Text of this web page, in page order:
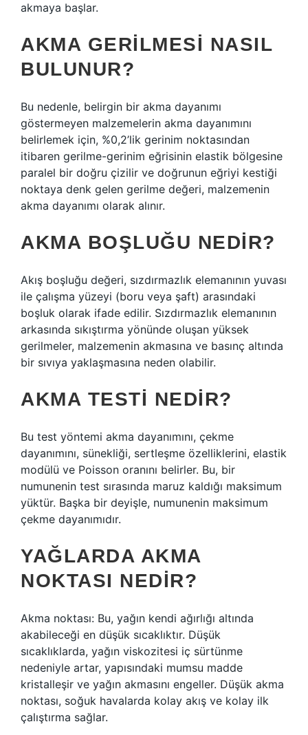
akmaya başlar.
AKMA GERILMESI NASIL
BULUNUR?
Bu nedenle, belirgin bir akma dayanımı
göstermeyen malzemelerin akma dayanımını
belirlemek için, %0,2’lik gerinim noktasından
itibaren gerilme-gerinim eğrisinin elastik bölgesine
paralel bir doğru çizilir ve doğrunun eğriyi kestiği
noktaya denk gelen gerilme değeri, malzemenin
akma dayanımı olarak alınır.
AKMA BOŞLUĞU NEDIR?
Akış boşluğu değeri, sızdırmazlık elemanının yuvası
ile çalışma yüzeyi (boru veya şaft) arasındaki
boşluk olarak ifade edilir. Sızdırmazlık elemanının
arkasında sıkıştırma yönünde oluşan yüksek
gerilmeler, malzemenin akmasına ve basınç altında
bir sıvıya yaklaşmasına neden olabilir.
AKMA TESTI NEDIR?
Bu test yöntemi akma dayanımını, çekme
dayanımını, sünekliği, sertleşme özelliklerini, elastik
modülü ve Poisson oranını belirler. Bu, bir
numunenin test sırasında maruz kaldığı maksimum
yüktür. Başka bir deyişle, numunenin maksimum
çekme dayanımıdır.
YAĞLARDA AKMA
NOKTASI NEDIR?
Akma noktası: Bu, yağın kendi ağırlığı altında
akabileceği en düşük sıcaklıktır. Düşük
sıcaklıklarda, yağın viskozitesi iç sürtünme
nedeniyle artar, yapısındaki mumsu madde
kristalleşir ve yağın akmasını engeller. Düşük akma
noktası, soğuk havalarda kolay akış ve kolay ilk
çalıştırma sağlar.